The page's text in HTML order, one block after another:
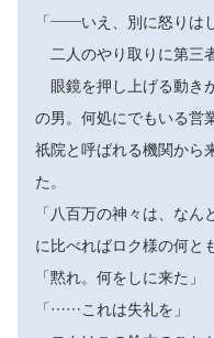
「――いえ、別に怒りは
二人のやり取りに第三
眼鏡を押し上げる動き
の男。何処にでもいる営
祇院と呼ばれる機関から
た。
「八百万の神々は、な
に比べればロク様の何と
「黙れ。何をしに来た」
「……これは失礼を」